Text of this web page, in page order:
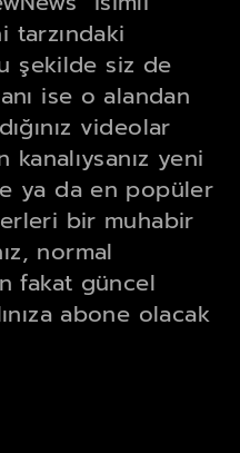
tarzındaki
şekilde siz de
ise o alandan
videolar
yeni
ya da en popüler
bir muhabir
normal
fakat güncel
abone olacak